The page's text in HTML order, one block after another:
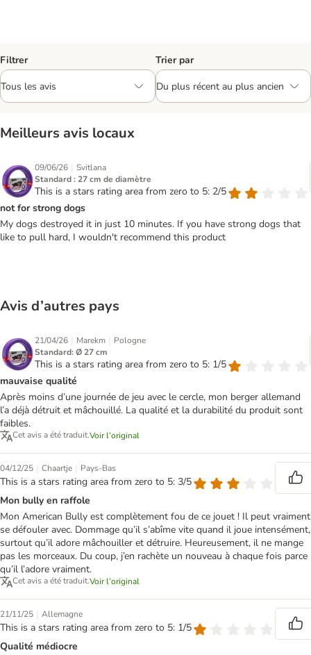
Filtrer Trier par
Meilleurs avis locaux
09/06/26 | Svitlana
Standard : 27 cm de diamètre
This is a stars rating area from zero to 5: 2/5
not for strong dogs
My dogs destroyed it in just 10 minutes. If you have strong dogs that
like to pull hard, I wouldn't recommend this product
Avis d’autres pays
21/04/26 | Marekm | Pologne
Standard: Ø 27 cm
This is a stars rating area from zero to 5: 1/5
mauvaise qualité
Après moins d’une journée de jeu avec le cercle, mon berger allemand
l’a déjà détruit et mâchouillé. La qualité et la durabilité du produit sont
faibles.
Cet avis a été traduit.Voir l’original
04/12/25 | Chaartje | Pays-Bas
This is a stars rating area from zero to 5: 3/5
Mon bully en raffole
Mon American Bully est complètement fou de ce jouet ! Il peut vraiment
se défouler avec. Dommage qu’il s’abîme vite quand il joue intensément,
surtout qu’il adore mâchouiller et détruire. Heureusement, il ne mange
pas les morceaux. Du coup, j’en rachète un nouveau à chaque fois parce
qu’il l’adore vraiment.
Cet avis a été traduit.Voir l’original
21/11/25 | Allemagne
This is a stars rating area from zero to 5: 1/5
Qualité médiocre